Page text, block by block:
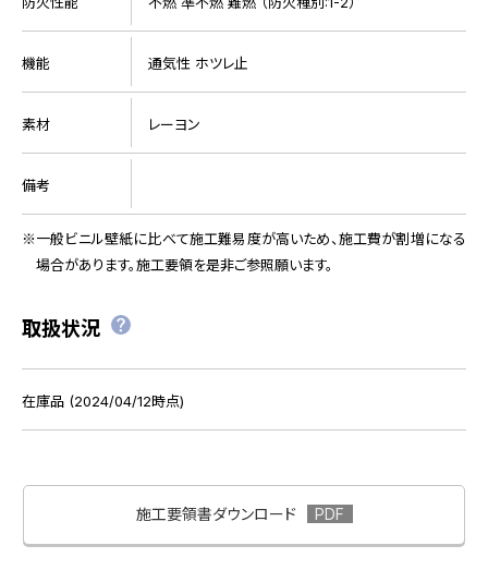
機能 通気性 ホツレ止
素材 レーヨン
備考
一般ビニル壁紙に比べて施工難易度が高いため、施工費が割増になる
場合があります。施工要領を是非ご参照願います。
取扱状況
在庫品 (2024/04/12時点)
施工要領書ダウンロード